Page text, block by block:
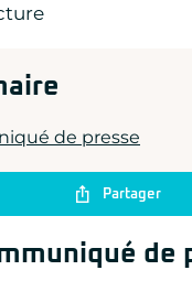
ADLINK
EIZO Rugged
NEW WAVE
TEWS
de presse
Partager
de